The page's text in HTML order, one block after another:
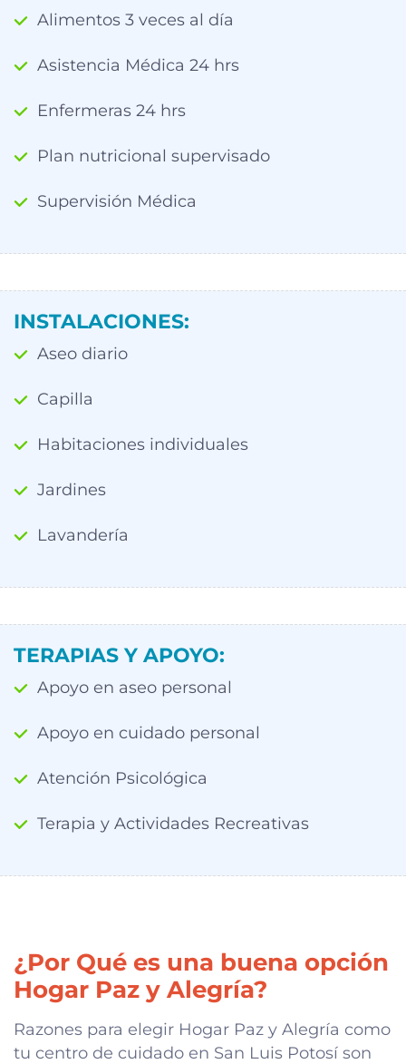
Alimentos 3 veces al día
Asistencia Médica 24 hrs
Enfermeras 24 hrs
Plan nutricional supervisado
Supervisión Médica
INSTALACIONES:
Aseo diario
Capilla
Habitaciones individuales
Jardines
Lavandería
TERAPIAS Y APOYO:
Apoyo en aseo personal
Apoyo en cuidado personal
Atención Psicológica
Terapia y Actividades Recreativas
¿Por Qué es una buena opción
Hogar Paz y Alegría?
Razones para elegir Hogar Paz y Alegría como
tu centro de cuidado en San Luis Potosí son